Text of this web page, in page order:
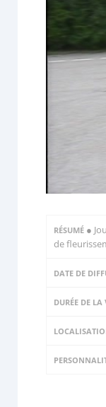
RÉSUMÉ ●
de
DATE DE
DURÉE DE LA